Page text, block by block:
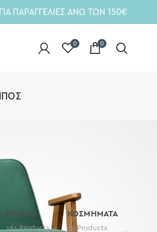
ΠΑΡΑΓΓΕΛΙΕΣ ΑΝΩ ΤΩΝ 150€
0 0
ΕΠΙΠΛΑ
161 Products
ΚΟΣΜΗΜΑΤΑ
35 Products